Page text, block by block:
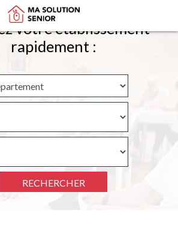
votre établissement
rapidement :
RECHERCHER